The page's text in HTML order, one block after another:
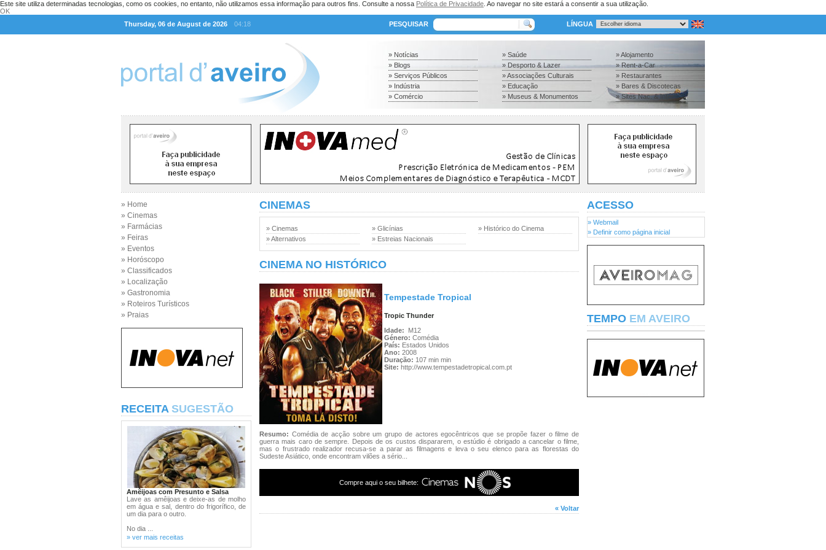
Este site utiliza determinadas tecnologias, como os cookies, no entanto, não utilizamos essa informação para outros fins. Consulte a nossa Política de Privacidade . Ao navegar no site estará a consentir a sua utilização.
OK
Thursday, 06 de August de 2026
04:18 PESQUISAR LÍNGUA
» Notícias
» Blogs
» Serviços Públicos
» Indústria
» Comércio
» Saúde
» Desporto & Lazer
» Associações Culturais
» Educação
» Museus & Monumentos
» Alojamento
» Rent-a-Car
» Restaurantes
» Bares & Discotecas
» Sites Nac. & Inter.
» Home
» Cinemas
» Farmácias
» Feiras
» Eventos
» Horóscopo
» Classificados
» Localização
» Gastronomia
» Roteiros Turísticos
» Praias
RECEITA SUGESTÃO
Amêijoas com Presunto e Salsa
Lave as amêijoas e deixe-as de molho
em água e sal, dentro do frigorífico, de
um dia para o outro.
No dia ...
» ver mais receitas
CINEMAS
» Cinemas
» Alternativos
» Glicínias
» Estreias Nacionais
» Histórico do Cinema
CINEMA NO HISTÓRICO
Tempestade Tropical
Tropic Thunder
Idade:
M12
Género: Comédia
País: Estados Unidos
Ano: 2008
Duração: 107 min min
Site: http://www.tempestadetropical.com.pt
Resumo: Comédia de acção sobre um grupo de actores egocêntricos que se propõe fazer o filme de
guerra mais caro de sempre. Depois de os custos dispararem, o estúdio é obrigado a cancelar o filme,
mas o frustrado realizador recusa-se a parar as filmagens e leva o seu elenco para as florestas do
Sudeste Asiático, onde encontram vilões a sério...
Compre aqui o seu bilhete:
« Voltar
ACESSO
» Webmail
» Definir como página inicial
TEMPO EM AVEIRO